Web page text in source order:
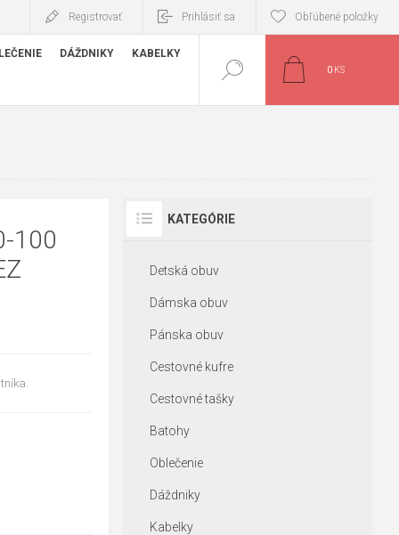
Registrovať Prihlásiť sa Obľúbené položky
DÁŽDNIKY KABELKY
0 KS
100
KATEGÓRIE
Detská obuv
Dámska obuv
Pánska obuv
Cestovné kufre
Cestovné tašky
Batohy
Oblečenie
Dáždniky
Kabelky